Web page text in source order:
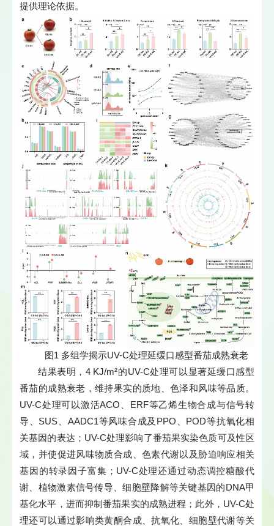
提供理论依据。
图1 多组学揭示UV-C处理延缓口感型番茄成熟衰老
结果表明，4 KJ/m²的UV-C处理可以显著延缓口感型
番茄的成熟衰老，维持果实的质地、色泽和风味等品质。
UV-C处理可以激活ACO、ERF等乙烯生物合成与信号转
导、SUS、AADC1等风味合成及PPO、POD等抗氧化相
关基因的表达；UV-C处理影响了番茄果实染色质可及性区
域，并使促进风味物质合成、色素代谢以及胁迫响应相关
基因的转录因子富集；UV-C处理还通过动态调控糖酸代
谢、植物激素信号传导、细胞壁降解等关键基因的DNA甲
基化水平，进而抑制番茄果实的成熟进程；此外，UV-C处
理还可以通过影响类黄酮合成、抗氧化、细胞壁代谢等关